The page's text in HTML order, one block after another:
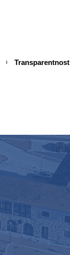
Transparentnost